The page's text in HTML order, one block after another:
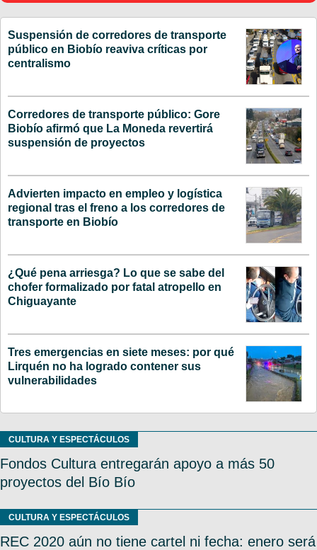
Suspensión de corredores de transporte
público en Biobío reaviva críticas por
centralismo
Corredores de transporte público: Gore
Biobío afirmó que La Moneda revertirá
suspensión de proyectos
Advierten impacto en empleo y logística
regional tras el freno a los corredores de
transporte en Biobío
¿Qué pena arriesga? Lo que se sabe del
chofer formalizado por fatal atropello en
Chiguayante
Tres emergencias en siete meses: por qué
Lirquén no ha logrado contener sus
vulnerabilidades
CULTURA Y ESPECTÁCULOS
Fondos Cultura entregarán apoyo a más 50
proyectos del Bío Bío
CULTURA Y ESPECTÁCULOS
REC 2020 aún no tiene cartel ni fecha: enero será